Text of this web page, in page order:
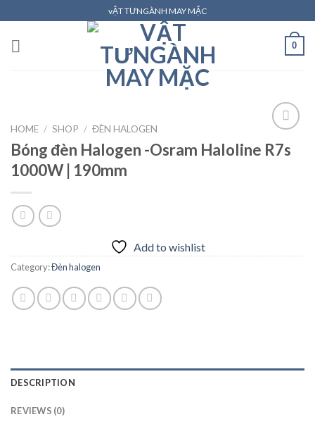
to
content
vẬT TƯNGÀNH MAY MẶC
0
HOME / SHOP / ĐÈN HALOGEN
Bóng đèn Halogen -Osram Haloline R7s
1000W | 190mm
Add to wishlist
Category:Đèn halogen
DESCRIPTION
REVIEWS (0)